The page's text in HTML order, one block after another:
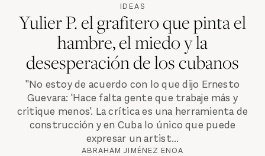
IDEAS
Yulier P. el grafitero que pinta el
hambre, el miedo y la
desesperación de los cubanos
"No estoy de acuerdo con lo que dijo Ernesto
Guevara: 'Hace falta gente que trabaje más y
critique menos'. La crítica es una herramienta de
construcción y en Cuba lo único que puede
expresar un artist...
ABRAHAM JIMÉNEZ ENOA